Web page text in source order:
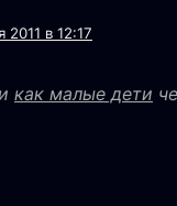
2011 в 12:17
как малые дети